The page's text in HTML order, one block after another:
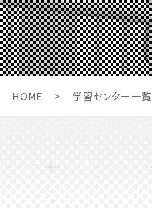
HOME > 学習センター一覧